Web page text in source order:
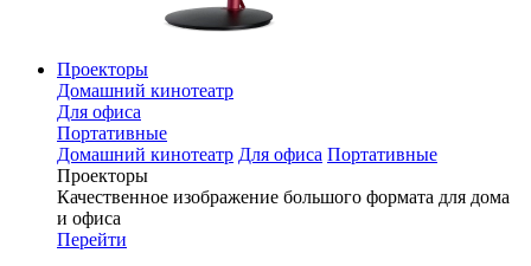
Проекторы
Домашний кинотеатр
Для офиса
Портативные
Домашний кинотеатр Для офиса Портативные
Проекторы
Качественное изображение большого формата для дома
и офиса
Перейти